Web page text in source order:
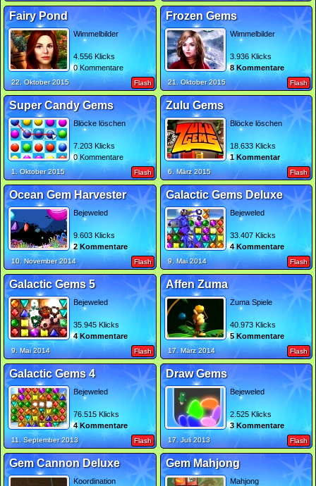
Fairy Pond
Wimmelbilder
4.556 Klicks
0 Kommentare
22. Oktober 2015 Flash
Frozen Gems
Wimmelbilder
3.936 Klicks
8 Kommentare
21. Oktober 2015 Flash
Super Candy Gems
Blöcke löschen
7.203 Klicks
0 Kommentare
1. Oktober 2015 Flash
Zulu Gems
Blöcke löschen
18.633 Klicks
1 Kommentar
6. März 2015 Flash
Ocean Gem Harvester
Bejeweled
9.603 Klicks
2 Kommentare
10. November 2014 Flash
Galactic Gems Deluxe
Bejeweled
33.407 Klicks
4 Kommentare
9. Mai 2014 Flash
Galactic Gems 5
Bejeweled
35.945 Klicks
4 Kommentare
9. Mai 2014 Flash
Affen Zuma
Zuma Spiele
40.973 Klicks
5 Kommentare
17. März 2014 Flash
Galactic Gems 4
Bejeweled
76.515 Klicks
4 Kommentare
11. September 2013 Flash
Draw Gems
Bejeweled
2.525 Klicks
3 Kommentare
17. Juli 2013 Flash
Gem Cannon Deluxe
Koordination
Gem Mahjong
Mahjong